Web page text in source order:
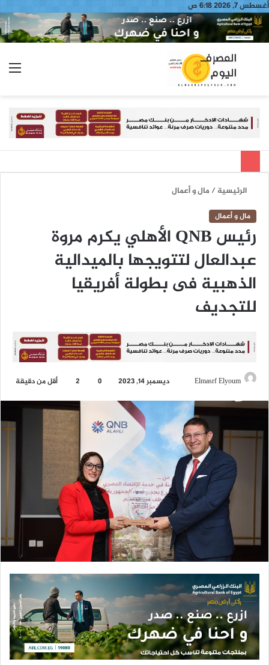
أغسطس 7, 2026 6:18 ص
بحث
الرئيسية/مال و أعمال
مال و أعمال
رئيس QNB الأهلي يكرم مروة
عبدالعال لتتويجها بالميدالية
الذهبية فى بطولة أفريقيا
للتجديف
Elmasrf Elyoum
س
ل
ب
ر
د
ا
إ
ل
ت
و
ن
ا
ديسمبر 14, 2023 0
2 أقل من دقيقة